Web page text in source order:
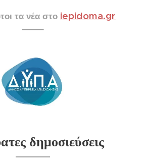
τα νέα στο iepidoma.gr
δημοσιεύσεις